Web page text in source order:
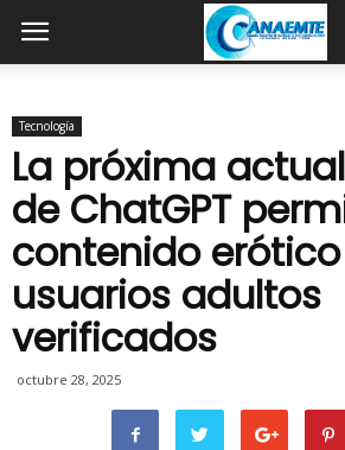
Tecnología
La próxima
de ChatGPT
contenido
usuarios adultos
verificados
octubre 28, 2025